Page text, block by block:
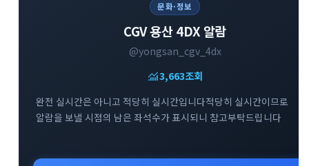
문화·정보
CGV 용산 4DX 알람
@yongsan_cgv_4dx
monitoring3,663조회
완전 실시간은 아니고 적당히 실시간입니다적당히 실시간이므로
알람을 보낼 시점의 남은 좌석수가 표시되니 참고부탁드립니다